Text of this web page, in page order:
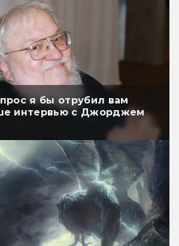
я бы отрубил вам
интервью с Джорджем